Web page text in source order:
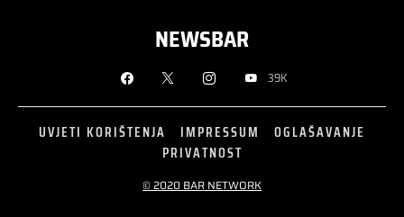
NEWSBAR
39K
UVJETI KORIŠTENJA IMPRESSUM
OGLAŠAVANJE
PRIVATNOST
© 2020 BAR NETWORK